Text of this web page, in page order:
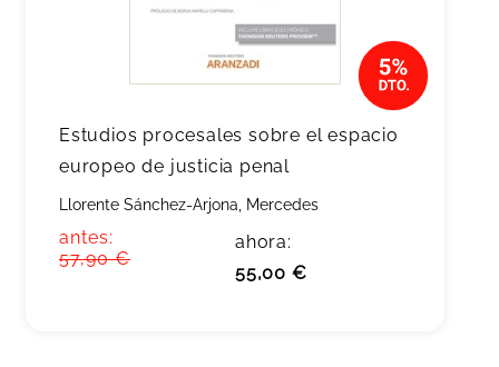
Estudios procesales sobre el espacio
europeo de justicia penal
Llorente Sánchez-Arjona, Mercedes
antes:
57,90 €
ahora:
55,00 €